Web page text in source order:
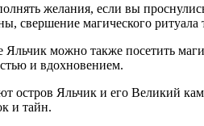
желания, если вы
свершение магического
можно также посетить
и вдохновением.
остров Яльчик и его Великий
и тайн.